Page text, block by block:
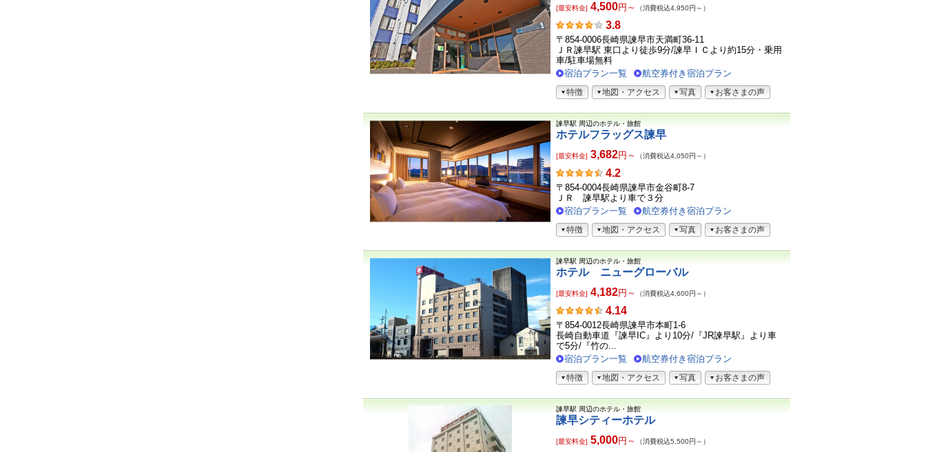
[最安料金] 4,500円～ （消費税込4,950円～）
お
客
さ
ま
の
声
3.8
〒854-0006長崎県諫早市天満町36-11
ＪＲ諫早駅 東口より徒歩9分/諫早ＩＣより約15分・乗用
車/駐車場無料
宿泊プラン一覧
航空券付き宿泊プラン
特徴 地図・アクセス 写真 お客さまの声
諫早駅 周辺のホテル・旅館
ホテルフラッグス諫早
[最安料金] 3,682円～ （消費税込4,050円～）
お
客
さ
ま
声
4.2
〒854-0004長崎県諫早市金谷町8-7
ＪＲ 諫早駅より車で３分
宿泊プラン一覧
航空券付き宿泊プラン
特徴 地図・アクセス 写真 お客さまの声
諫早駅 周辺のホテル・旅館
ホテル ニューグローバル
[最安料金] 4,182円～ （消費税込4,600円～）
お
客
さ
ま
の
声
4.14
〒854-0012長崎県諫早市本町1-6
長崎自動車道『諫早IC』より10分/『JR諫早駅』より車
で5分/『竹の...
宿泊プラン一覧
航空券付き宿泊プラン
特徴 地図・アクセス 写真 お客さまの声
諫早駅 周辺のホテル・旅館
諫早シティーホテル
[最安料金] 5,000円～ （消費税込5,500円～）